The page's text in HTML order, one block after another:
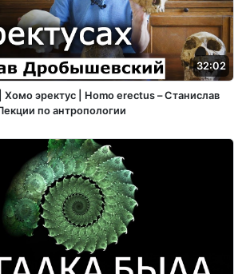
32:02
Хомо эректус | Homo erectus – Станислав
по антропологии